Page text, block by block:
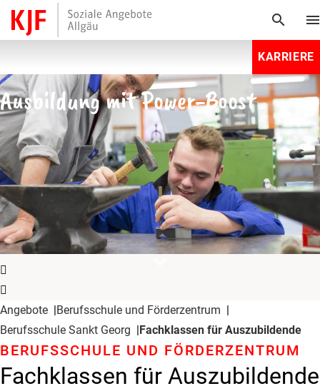
search
KARRIERE
Ausbildung mit Power-Boost
expand_more
Angebote
Berufsschule und Förderzentrum
Berufsschule Sankt Georg
Fachklassen für Auszubildende
Fachklassen für Auszubildende
BERUFSSCHULE UND FÖRDERZENTRUM